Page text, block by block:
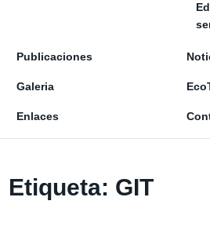
Publicaciones
Galeria
Enlaces
Etiqueta: GIT